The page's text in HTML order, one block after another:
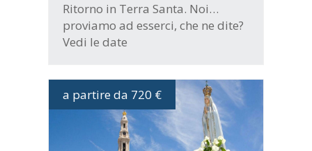
Ritorno in Terra Santa. Noi…
proviamo ad esserci, che ne dite?
Vedi le date
a partire da 720 €
DATE E PROGRAMMA